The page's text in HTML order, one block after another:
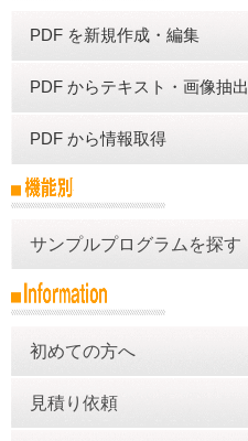
PDF を新規作成・編集
PDF からテキスト・画像抽出
PDF から情報取得
サンプルプログラムを探す
初めての方へ
見積り依頼